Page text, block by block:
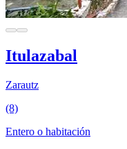
Itulazabal
Zarautz
(8)
Entero o habitación